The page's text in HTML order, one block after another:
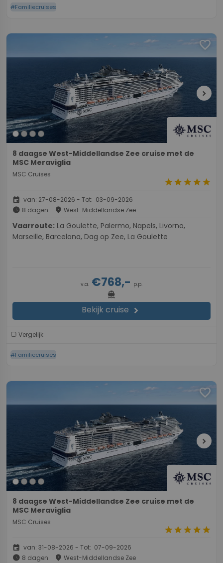
#Familiecruises
favorite
chevron_right
8 daagse West-Middellandse Zee cruise met de
MSC Meraviglia
MSC Cruises
starstarstarstarstar
event van: 27-08-2026 - Tot: 03-09-2026
schedule 8 dagen place West-Middellandse Zee
Vaarroute:
Marseille, Barcelona, Dag op Zee, La Goulette
v.a. €768,- p.p.
directions_boat
Bekijk cruise chevron_right
Vergelijk
#Familiecruises
favorite
chevron_right
8 daagse West-Middellandse Zee cruise met de
MSC Meraviglia
MSC Cruises
starstarstarstarstar
event van: 31-08-2026 - Tot: 07-09-2026
schedule 8 dagen place West-Middellandse Zee